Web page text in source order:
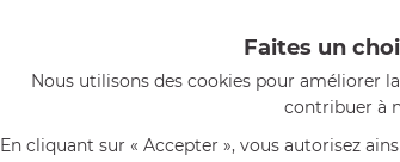
l'élaboration des sauces et vient complé...»
Faites un
Nous utilisons des cookies pour améliorer
contribuer à
En cliquant sur « Accepter », vous autorisez